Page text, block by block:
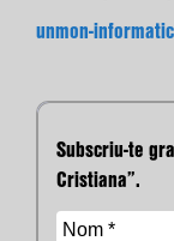
unmon-
Subscriu-te
Cristiana”.